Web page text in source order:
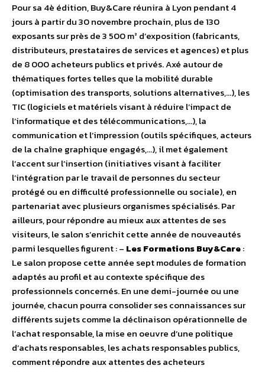
Pour sa 4è édition, Buy&Care réunira à Lyon pendant 4
jours à partir du 30 novembre prochain, plus de 130
exposants sur près de 3 500 m² d’exposition (fabricants,
distributeurs, prestataires de services et agences) et plus
de 8 000 acheteurs publics et privés. Axé autour de
thématiques fortes telles que la mobilité durable
(optimisation des transports, solutions alternatives,…), les
TIC (logiciels et matériels visant à réduire l’impact de
l’informatique et des télécommunications,…), la
communication et l’impression (outils spécifiques, acteurs
de la chaîne graphique engagés,…), il met également
l’accent sur l’insertion (initiatives visant à faciliter
l’intégration par le travail de personnes du secteur
protégé ou en difficulté professionnelle ou sociale), en
partenariat avec plusieurs organismes spécialisés. Par
ailleurs, pour répondre au mieux aux attentes de ses
visiteurs, le salon s’enrichit cette année de nouveautés
parmi lesquelles figurent : – Les Formations Buy&Care:
Le salon propose cette année sept modules de formation
adaptés au profil et au contexte spécifique des
professionnels concernés. En une demi-journée ou une
journée, chacun pourra consolider ses connaissances sur
différents sujets comme la déclinaison opérationnelle de
l’achat responsable, la mise en oeuvre d’une politique
d’achats responsables, les achats responsables publics,
comment répondre aux attentes des acheteurs